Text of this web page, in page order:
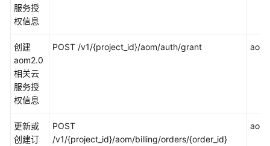
API
考
使
用
前
读
服务授
权信息
创建
aom2.0
相关云
服务授
权信息
POST /v1/{project_id}/aom/auth/grant
更新或
创建订
POST
/v1/{project_id}/aom/billing/orders/{order_id}